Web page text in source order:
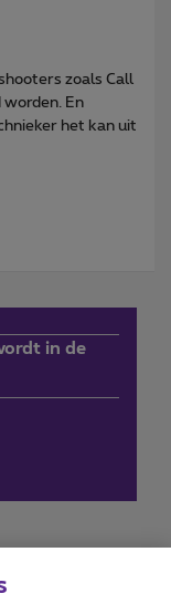
zoals Call
En
het kan uit
in de